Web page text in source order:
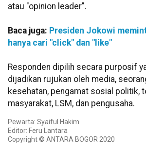
atau "opinion leader".
Baca juga: Presiden Jokowi
hanya cari "click" dan "like"
Responden dipilih secara purposif
dijadikan rujukan oleh media,
kesehatan, pengamat sosial politik,
masyarakat, LSM, dan pengusaha.
Pewarta: Syaiful Hakim
Editor: Feru Lantara
Copyright © ANTARA BOGOR 2020